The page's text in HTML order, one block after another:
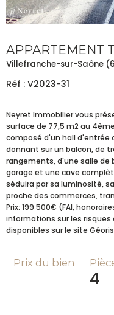
APPARTEMENT
Villefranche-sur-Saône
Réf : V2023-31
Neyret Immobilier vous
surface de 77,5 m2 au
composé d'un hall d'entrée
donnant sur un balcon, de
rangements, d'une salle de
garage et une cave
séduira par sa luminosité,
proche des commerces,
Prix: 199 500€ (FAI,
informations sur les
Prix du bien
4